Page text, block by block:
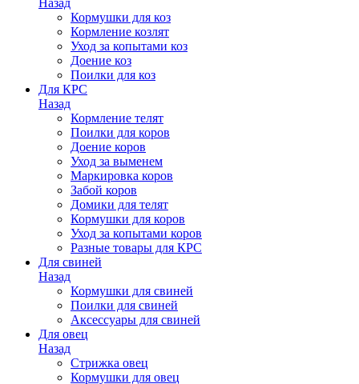
Назад
Кормушки для коз
Кормление козлят
Уход за копытами коз
Доение коз
Поилки для коз
Для КРС
Назад
Кормление телят
Поилки для коров
Доение коров
Уход за выменем
Маркировка коров
Забой коров
Домики для телят
Кормушки для коров
Уход за копытами коров
Разные товары для КРС
Для свиней
Назад
Кормушки для свиней
Поилки для свиней
Аксессуары для свиней
Для овец
Назад
Стрижка овец
Кормушки для овец